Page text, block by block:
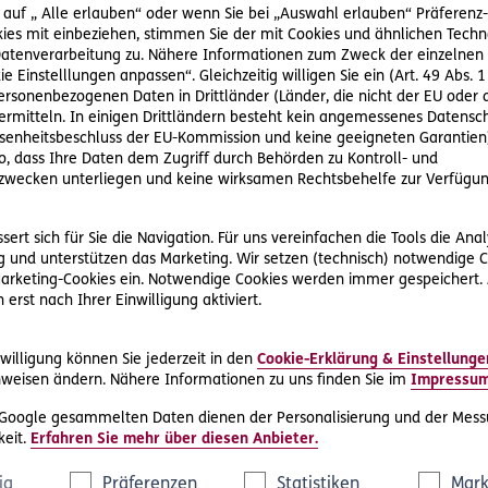
„ Alle erlauben“ oder wenn Sie bei „Auswahl erlauben“
mit einbeziehen, stimmen Sie der mit Cookies und ähnlichen
zu. Nähere Informationen zum Zweck der einzelnen
Einstelllungen anpassen“. Gleichzeitig willigen Sie ein (Art. 49 Abs. 1
Daten in Drittländer (Länder, die nicht der EU oder
In einigen Drittländern besteht kein angemessenes
der EU-Kommission und keine geeigneten
dass Ihre Daten dem Zugriff durch Behörden zu Kontroll- und
unterliegen und keine wirksamen Rechtsbehelfe zur
sich für Sie die Navigation. Für uns vereinfachen die Tools die
und unterstützen das Marketing. Wir setzen (technisch) notwendige
Cookies ein. Notwendige Cookies werden immer
erst nach Ihrer Einwilligung aktiviert.
können Sie jederzeit in den Cookie-Erklärung &
ändern. Nähere Informationen zu uns finden Sie im
gesammelten Daten dienen der Personalisierung und der
Erfahren Sie mehr über diesen Anbieter.
die Lenkerin des vorderen Wagens im Stadtgebiet
vorgeschriebenen Mindestabstand eingehalten, kann aber
durch den Unfall leichte Prellungen und wird im Spital
kann jeden treffen
wegen fahrlässiger Körperverletzung zugestellt. Da
der D.A.S. Rechtsschutz AG. Die Juristin des
D.A.S. Partneranwälte. Dieser vertritt die Interessen
Die damit verbundenen Kosten übernimmt die D.A.S.
Lenken fremder Fahrzeuge
Rechtsschutz Premiumabgesichert. Darin enthalten ist
Rechtsschutz).
ist er als Lenker eines fremden Fahrzeugs (Leihwagen) für
die Verteidigung in Strafverfahren vor Gerichten und
bietet ihm Schutz für das Lenken fremder Fahrzeuge bei
von Mietfahrzeugen oder bei Reparaturen von